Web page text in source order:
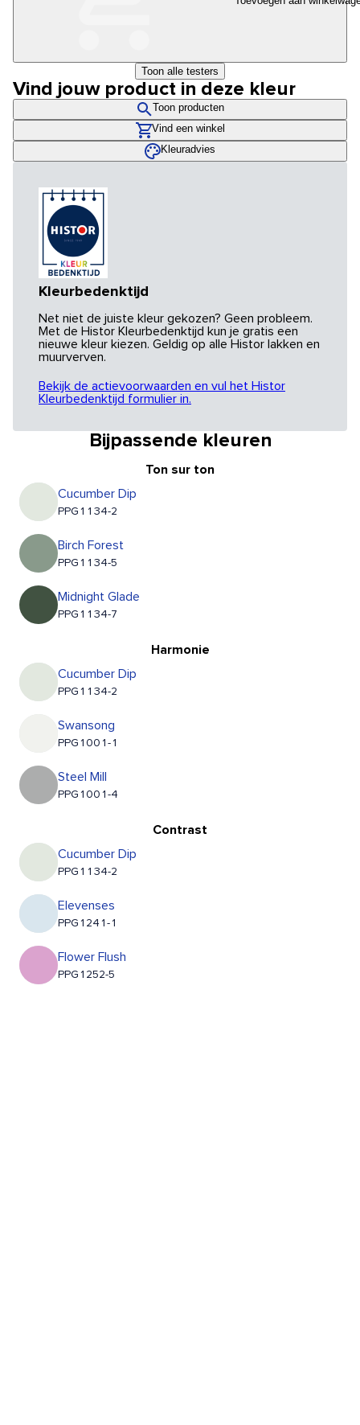
Toon alle testers
Vind jouw product in deze kleur
Toon producten
Vind een winkel
Kleuradvies
Kleurbedenktijd
Net niet de juiste kleur gekozen? Geen probleem.
Met de Histor Kleurbedenktijd kun je gratis een
nieuwe kleur kiezen. Geldig op alle Histor lakken en
muurverven.
Bekijk de actievoorwaarden en vul het Histor
Kleurbedenktijd formulier in.
Bijpassende kleuren
Ton sur ton
Cucumber Dip
PPG1134-2
Birch Forest
PPG1134-5
Midnight Glade
PPG1134-7
Harmonie
Cucumber Dip
PPG1134-2
Swansong
PPG1001-1
Steel Mill
PPG1001-4
Contrast
Cucumber Dip
PPG1134-2
Elevenses
PPG1241-1
Flower Flush
PPG1252-5